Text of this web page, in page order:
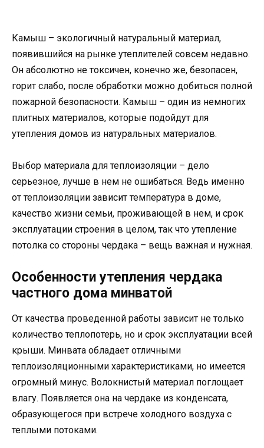
Камыш – экологичный натуральный материал,
появившийся на рынке утеплителей совсем недавно.
Он абсолютно не токсичен, конечно же, безопасен,
горит слабо, после обработки можно добиться полной
пожарной безопасности. Камыш – один из немногих
плитных материалов, которые подойдут для
утепления домов из натуральных материалов.
Выбор материала для теплоизоляции – дело
серьезное, лучше в нем не ошибаться. Ведь именно
от теплоизоляции зависит температура в доме,
качество жизни семьи, проживающей в нем, и срок
эксплуатации строения в целом, так что утепление
потолка со стороны чердака – вещь важная и нужная.
Особенности утепления чердака
частного дома минватой
От качества проведенной работы зависит не только
количество теплопотерь, но и срок эксплуатации всей
крыши. Минвата обладает отличными
теплоизоляционными характеристиками, но имеется
огромный минус. Волокнистый материал поглощает
влагу. Появляется она на чердаке из конденсата,
образующегося при встрече холодного воздуха с
теплыми потоками.